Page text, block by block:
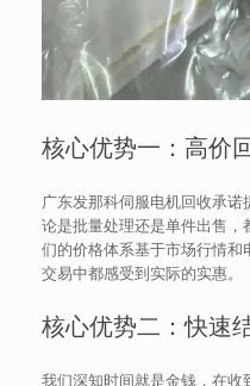
核心优势一：高价
广东发那科伺服电机回收承
论是批量处理还是单件出售
们的价格体系基于市场行情
交易中都感受到实际的实惠。
核心优势二：快速
我们深知时间就是金钱，在